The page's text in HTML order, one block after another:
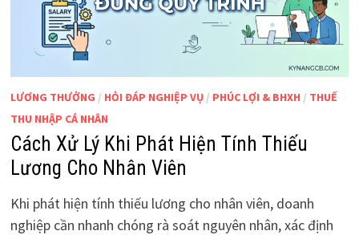
LƯƠNG THƯỞNG / HỎI ĐÁP NGHIỆP VỤ/ PHÚC LỢI & BHXH / THUẾ
THU NHẬP CÁ NHÂN
Cách Xử Lý Khi Phát Hiện Tính Thiếu
Lương Cho Nhân Viên
Khi phát hiện tính thiếu lương cho nhân viên, doanh
nghiệp cần nhanh chóng rà soát nguyên nhân, xác định